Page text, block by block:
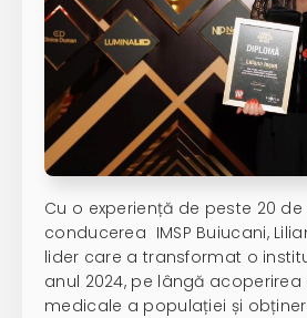
Cu o experiență de peste 20 de
conducerea IMSP Buiucani,
lider care a transformat o
anul 2024, pe lângă acoperirea
medicale a populației și